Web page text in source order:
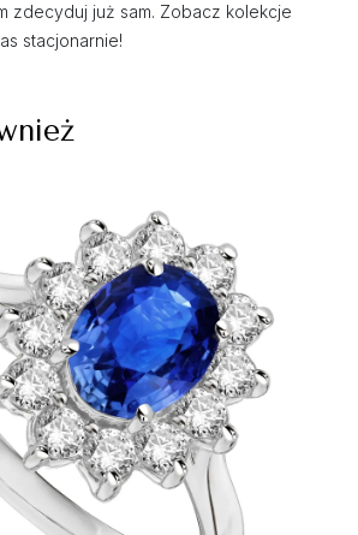
zdecyduj już sam. Zobacz kolekcje
stacjonarnie!